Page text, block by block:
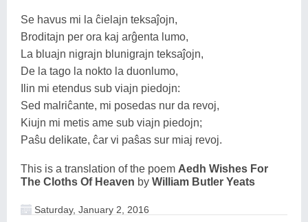
Se havus mi la ĉielajn teksaĵojn,
Broditajn per ora kaj arĝenta lumo,
La bluajn nigrajn blunigrajn teksaĵojn,
De la tago la nokto la duonlumo,
Ilin mi etendus sub viajn piedojn:
Sed malriĉante, mi posedas nur da revoj,
Kiujn mi metis ame sub viajn piedojn;
Paŝu delikate, ĉar vi paŝas sur miaj revoj.
This is a translation of the poem Aedh Wishes For
The Cloths Of Heaven by William Butler Yeats
Saturday, January 2, 2016